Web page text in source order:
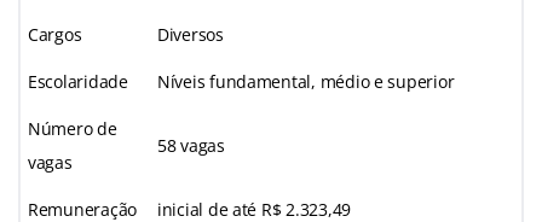
Cargos Diversos
Escolaridade Níveis fundamental, médio e superior
Número de
vagas
58 vagas
Remuneração inicial de até R$ 2.323,49